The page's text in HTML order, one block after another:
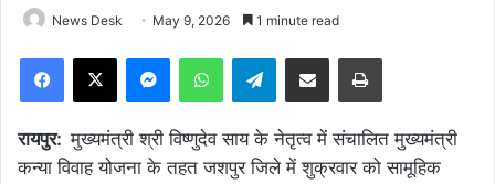
News Desk May 9, 2026 1 minute read
Facebook
X MessengerWhatsAppTelegramShare via Email Print
रायपुर:मुख्यमंत्री श्री विष्णुदेव साय के नेतृत्व में संचालित मुख्यमंत्री
कन्या विवाह योजना के तहत जशपुर जिले में शुक्रवार को सामूहिक